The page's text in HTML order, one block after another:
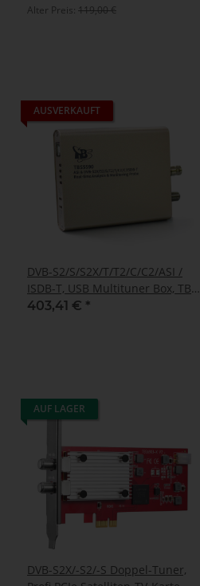
Alter Preis: 119,00 €
AUSVERKAUFT
DVB-S2/S/S2X/T/T2/C/C2/ASI /
ISDB-T, USB Multituner Box, TBS-
5590
403,41 € *
AUF LAGER
DVB-S2X/-S2/-S Doppel-Tuner,